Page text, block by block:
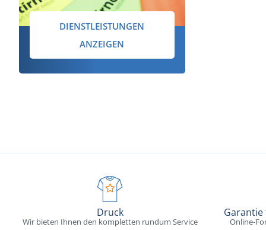
DIENSTLEISTUNGEN
ANZEIGEN
Druck
Wir bieten Ihnen den kompletten rundum Service
Garantie
Online-